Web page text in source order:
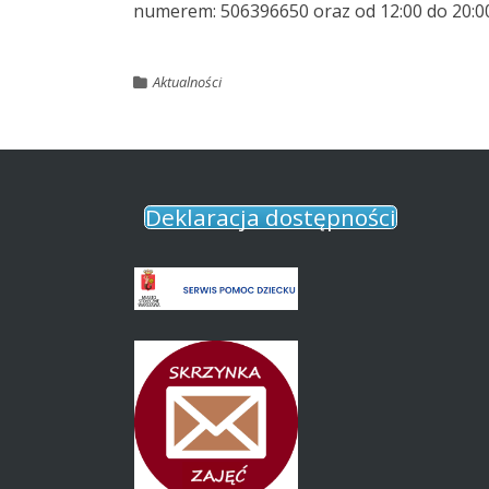
numerem: 506396650 oraz od 12:00 do
Aktualności
Deklaracja dostępności